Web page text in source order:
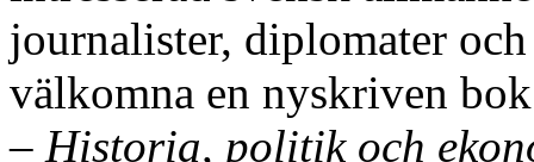
journalister, diplomater
välkomna en nyskriven
– Historia, politik och